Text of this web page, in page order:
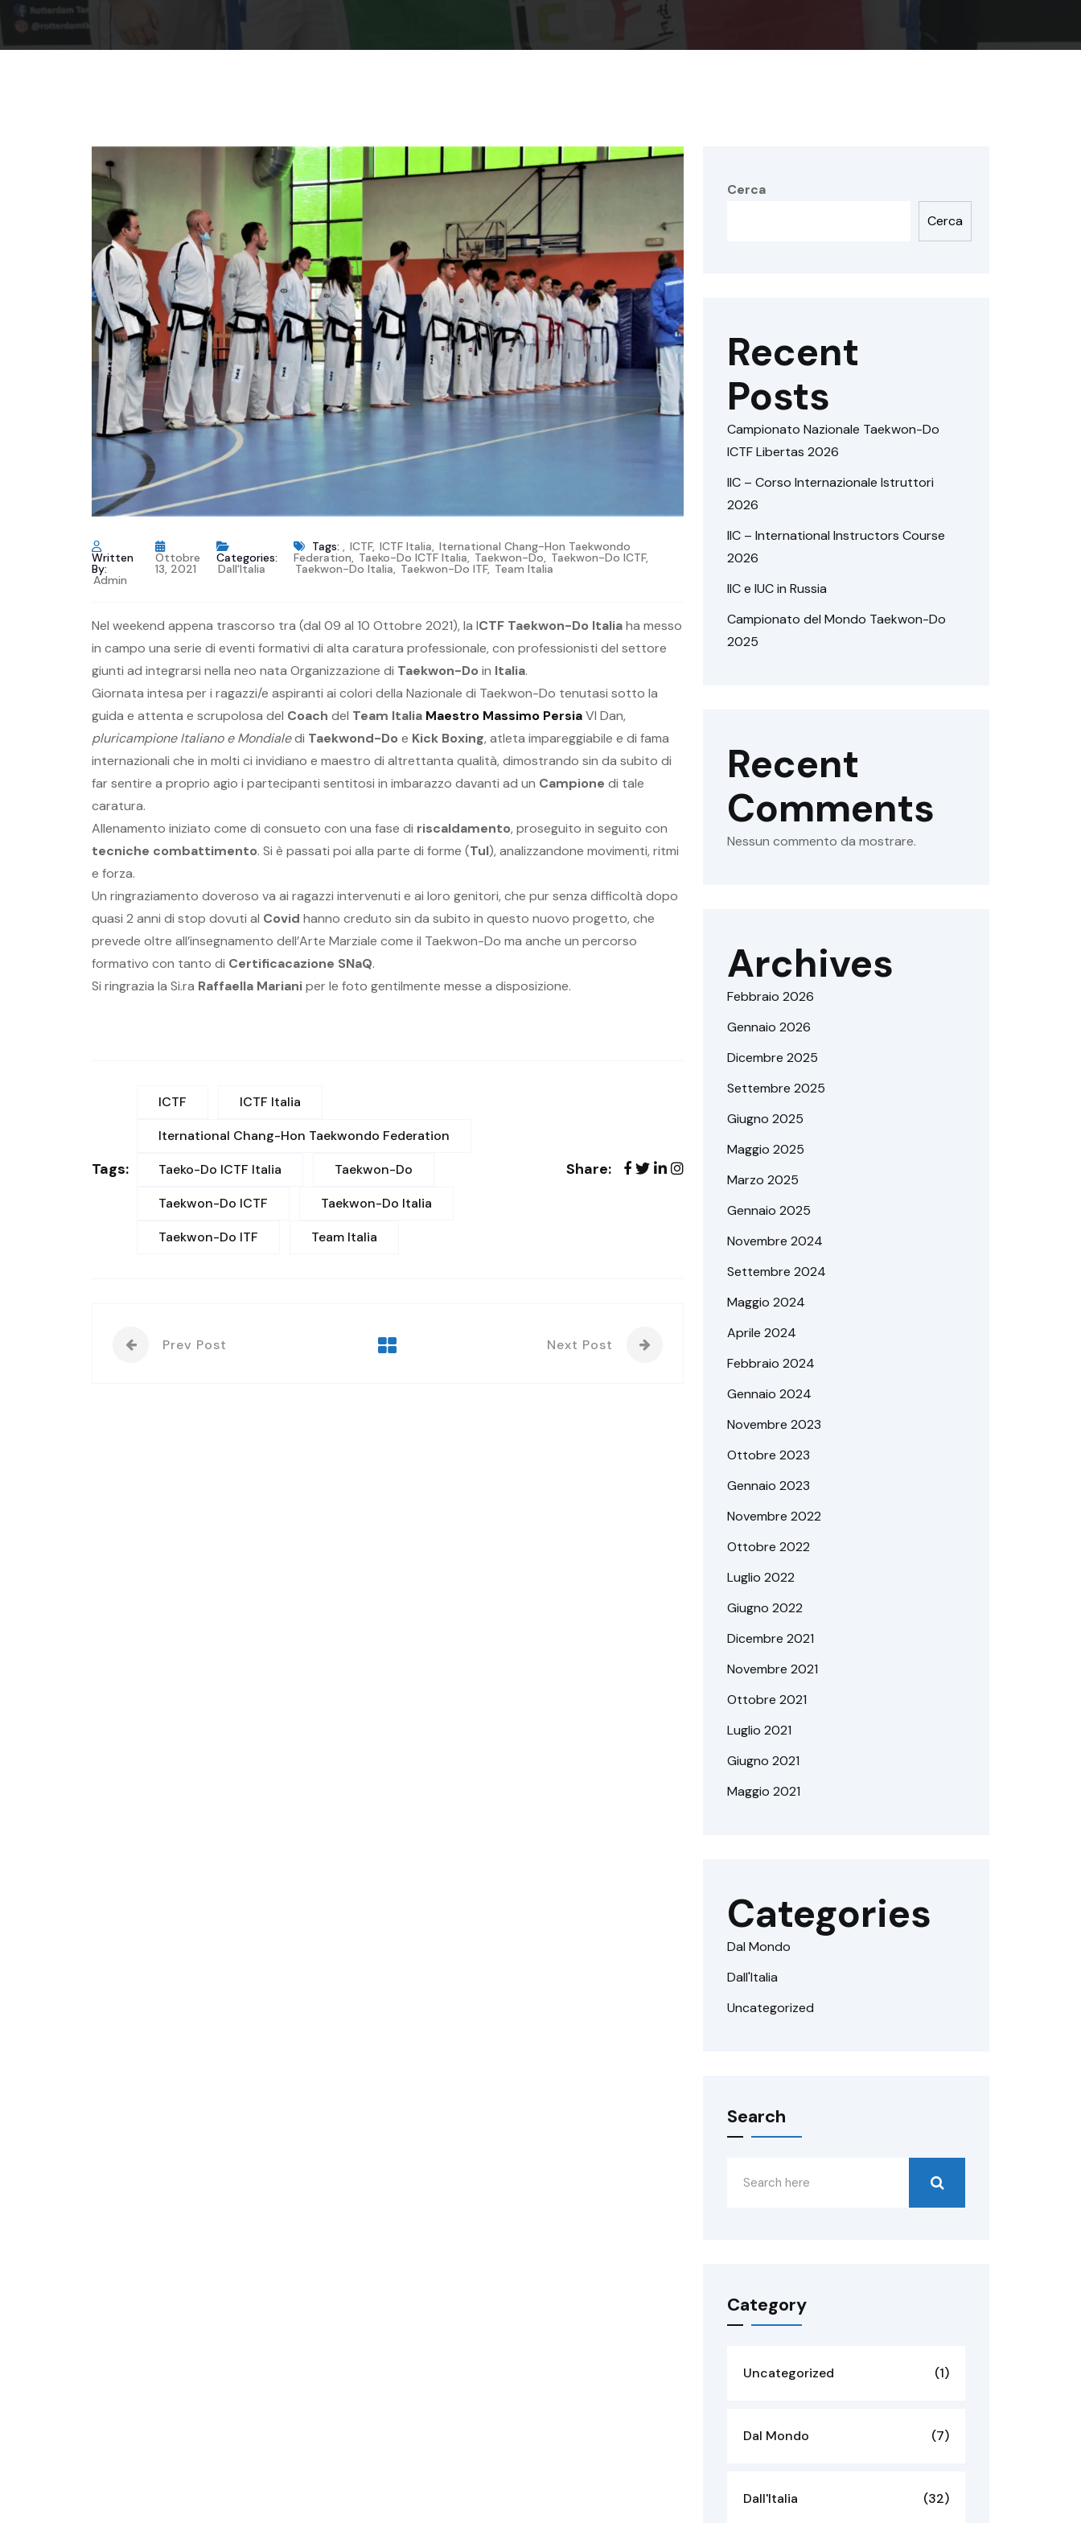
Written
By:
Admin
Ottobre
13, 2021
Categories:
Dall'Italia
Tags: , ICTF, ICTF Italia, Iternational Chang-Hon Taekwondo
Federation, Taeko-Do ICTF Italia, Taekwon-Do, Taekwon-Do ICTF,
Taekwon-Do Italia, Taekwon-Do ITF, Team Italia
Nel weekend appena trascorso tra (dal 09 al 10 Ottobre 2021), la ICTF Taekwon-Do Italiaha messo
in campo una serie di eventi formativi di alta caratura professionale, con professionisti del settore
giunti ad integrarsi nella neo nata Organizzazione di Taekwon-Do in Italia.
Giornata intesa per i ragazzi/e aspiranti ai colori della Nazionale di Taekwon-Do tenutasi sotto la
guida e attenta e scrupolosa del Coach del Team Italia Maestro Massimo PersiaVI Dan,
pluricampione Italiano e Mondialedi Taekwond-Do e Kick Boxing, atleta impareggiabile e di fama
internazionali che in molti ci invidiano e maestro di altrettanta qualità, dimostrando sin da subito di
far sentire a proprio agio i partecipanti sentitosi in imbarazzo davanti ad un Campione di tale
caratura.
Allenamento iniziato come di consueto con una fase di riscaldamento, proseguito in seguito con
tecniche combattimento. Si è passati poi alla parte di forme (Tul), analizzandone movimenti, ritmi
e forza.
Un ringraziamento doveroso va ai ragazzi intervenuti e ai loro genitori, che pur senza difficoltà dopo
quasi 2 anni di stop dovuti al Covid hanno creduto sin da subito in questo nuovo progetto, che
prevede oltre all’insegnamento dell’Arte Marziale come il Taekwon-Do ma anche un percorso
formativo con tanto di Certificacazione SNaQ.
Si ringrazia la Si.ra Raffaella Marianiper le foto gentilmente messe a disposizione.
Tags:
ICTF
ICTF Italia
Iternational Chang-Hon Taekwondo Federation
Taeko-Do ICTF Italia
Taekwon-Do
Taekwon-Do ICTF
Taekwon-Do Italia
Taekwon-Do ITF
Team Italia
Share:
Prev Post Next Post
Cerca
Cerca
Recent
Posts
Campionato Nazionale Taekwon-Do
ICTF Libertas 2026
IIC – Corso Internazionale Istruttori
2026
IIC – International Instructors Course
2026
IIC e IUC in Russia
Campionato del Mondo Taekwon-Do
2025
Recent
Comments
Nessun commento da mostrare.
Archives
Febbraio 2026
Gennaio 2026
Dicembre 2025
Settembre 2025
Giugno 2025
Maggio 2025
Marzo 2025
Gennaio 2025
Novembre 2024
Settembre 2024
Maggio 2024
Aprile 2024
Febbraio 2024
Gennaio 2024
Novembre 2023
Ottobre 2023
Gennaio 2023
Novembre 2022
Ottobre 2022
Luglio 2022
Giugno 2022
Dicembre 2021
Novembre 2021
Ottobre 2021
Luglio 2021
Giugno 2021
Maggio 2021
Categories
Dal Mondo
Dall'Italia
Uncategorized
Search
Category
Uncategorized (1)
Dal Mondo (7)
Dall'Italia (32)